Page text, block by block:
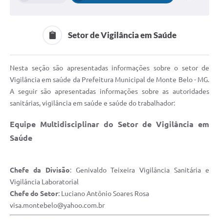
Setor de Vigilância em Saúde
Nesta seção são apresentadas informações sobre o setor de
Vigilância em saúde da Prefeitura Municipal de Monte Belo - MG.
A seguir são apresentadas informações sobre as autoridades
sanitárias, vigilância em saúde e saúde do trabalhador:
Equipe Multidisciplinar do Setor de Vigilância em
Saúde
Chefe da Divisão: Genivaldo Teixeira Vigilância Sanitária e
Vigilância Laboratorial
Chefe do Setor: Luciano Antônio Soares Rosa
visa.montebelo@yahoo.com.br